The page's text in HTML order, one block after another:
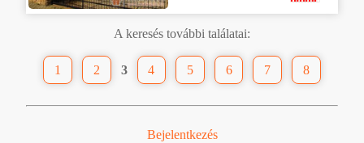
A keresés további találatai:
1 2 3 4 5 6 7 8
Bejelentkezés